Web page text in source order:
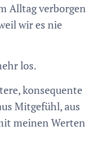
Alltag verborgen
wir es nie
los.
konsequente
Mitgefühl, aus
meinen Werten